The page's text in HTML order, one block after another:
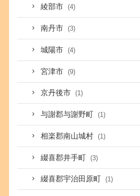
綾部市 (4)
南丹市 (3)
城陽市 (4)
宮津市 (9)
京丹後市 (1)
与謝郡与謝野町 (1)
相楽郡南山城村 (1)
綴喜郡井手町 (3)
綴喜郡宇治田原町 (1)